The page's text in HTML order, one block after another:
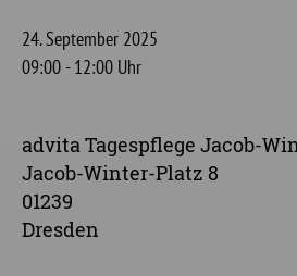
24. September 2025
09:00 - 12:00 Uhr
advita Tagespflege Jacob-
Jacob-Winter-Platz 8
01239
Dresden